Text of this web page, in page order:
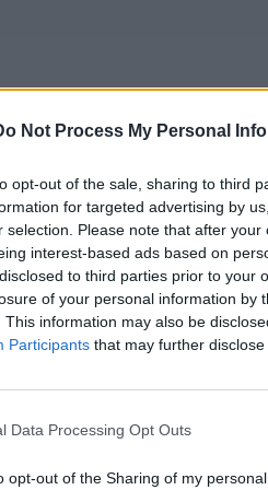
Not Process My Personal
opt-out of the sale, sharing to third
for targeted advertising by
selection. Please note that after
interest-based ads based on
to third parties prior to your
of your personal information by
This information may also be
Participants that may further
Data Processing Opt Outs
opt-out of the Sharing of my personal
μαγνητικό πεδίο, όμως
μαγνητικά ίχνη, γεγονός που
αργότερα σταμάτησε. Συνήθως
χρόνια, περίπου
ούτε ο ακριβής χρόνος
πεδίο έχουν αποσαφηνιστεί
το 2023 στο
περισσότερο και είχε
ατμόσφαιρας
σε τροχιά γύρω από τον Άρη
αέρια από την ανώτερη
τον ηλιακό άνεμο.
και ότι οι ρυθμοί διαφυγής